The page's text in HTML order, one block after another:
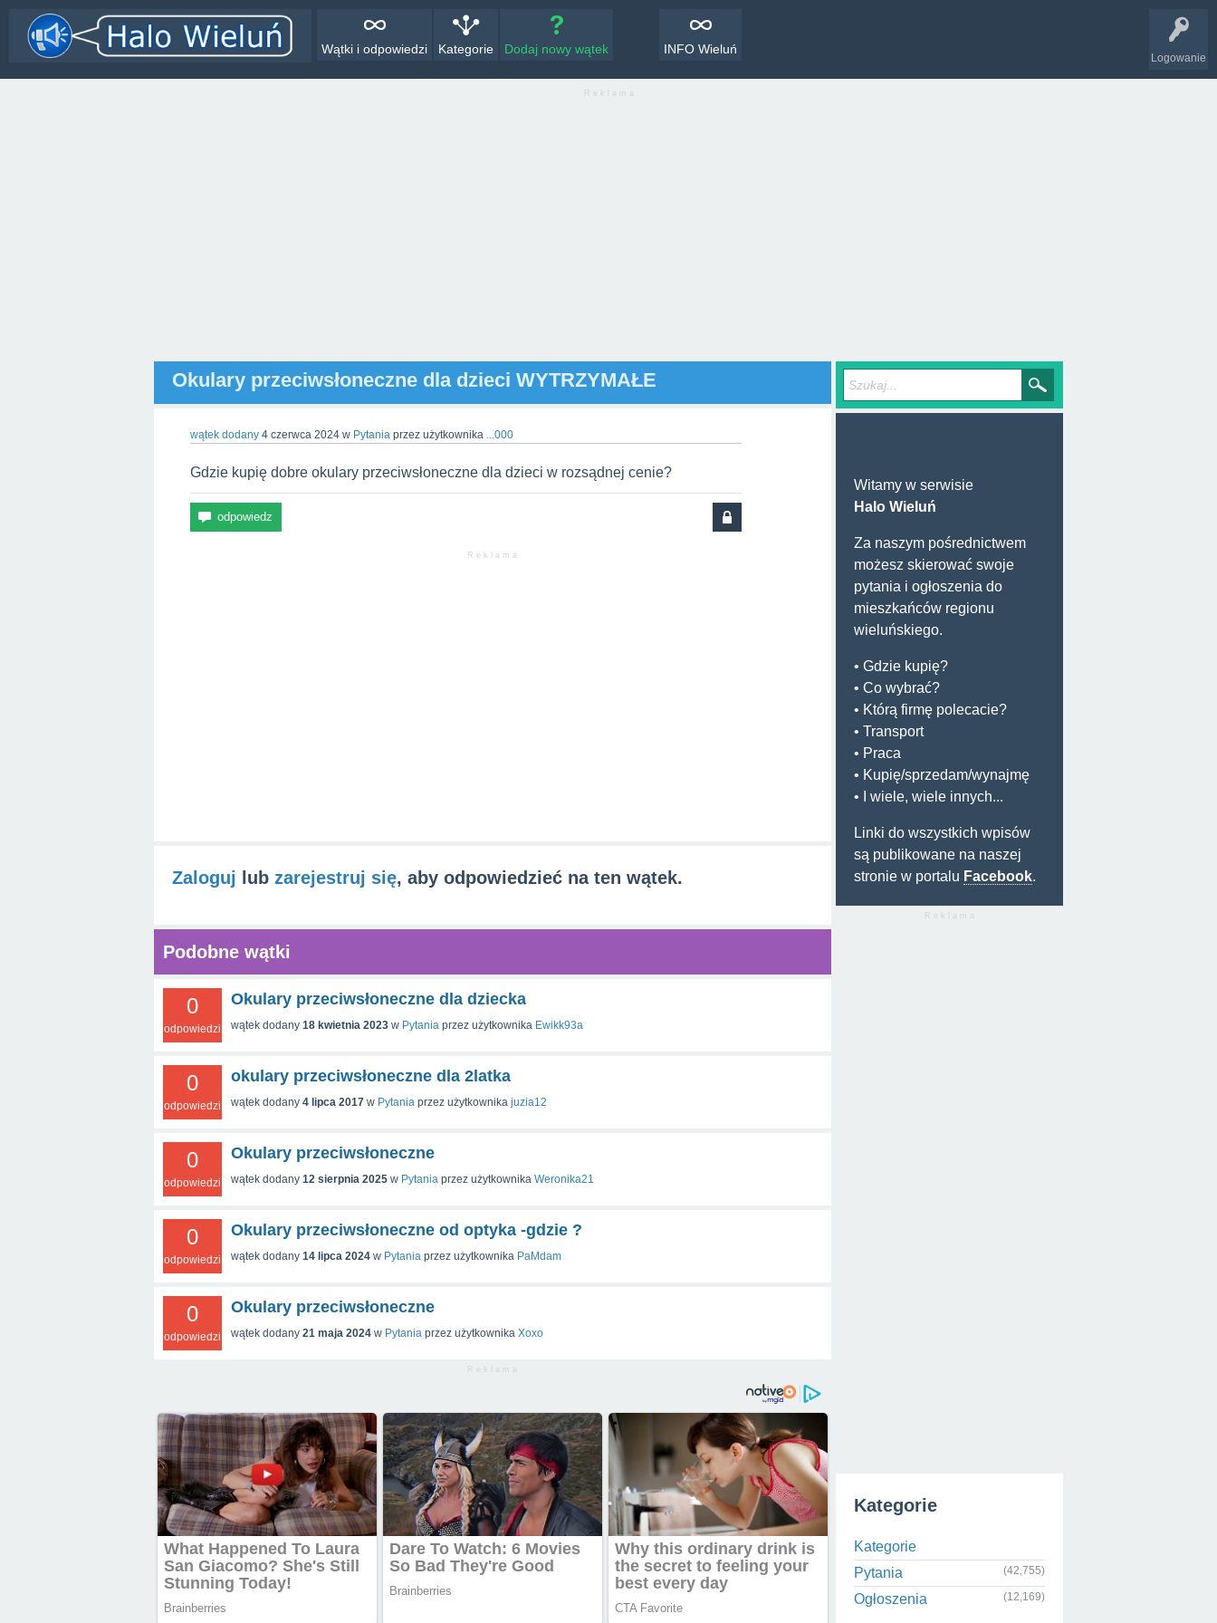
Logowanie
Wątki i odpowiedzi Kategorie Dodaj nowy wątek INFO Wieluń
R e k l a m a
Okulary przeciwsłoneczne dla dzieci WYTRZYMAŁE
wątek dodany 4 czerwca 2024 w Pytania przez użytkownika ...000
Gdzie kupię dobre okulary przeciwsłoneczne dla dzieci w rozsądnej cenie?
R e k l a m a
Zaloguj lub zarejestruj się, aby odpowiedzieć na ten wątek.
Podobne wątki
0
odpowiedzi
Okulary przeciwsłoneczne dla dziecka
wątek dodany 18 kwietnia 2023 w Pytania przez użytkownika Ewikk93a
0
odpowiedzi
okulary przeciwsłoneczne dla 2latka
wątek dodany 4 lipca 2017 w Pytania przez użytkownika juzia12
0
odpowiedzi
Okulary przeciwsłoneczne
wątek dodany 12 sierpnia 2025 w Pytania przez użytkownika Weronika21
0
odpowiedzi
Okulary przeciwsłoneczne od optyka -gdzie ?
wątek dodany 14 lipca 2024 w Pytania przez użytkownika PaMdam
0
odpowiedzi
Okulary przeciwsłoneczne
wątek dodany 21 maja 2024 w Pytania przez użytkownika Xoxo
R e k l a m a
Witamy w serwisie
Halo Wieluń
Za naszym pośrednictwem
możesz skierować swoje
pytania i ogłoszenia do
mieszkańców regionu
wieluńskiego.
• Gdzie kupię?
• Co wybrać?
• Którą firmę polecacie?
• Transport
• Praca
• Kupię/sprzedam/wynajmę
• I wiele, wiele innych...
Linki do wszystkich wpisów
są publikowane na naszej
stronie w portalu Facebook.
R e k l a m a
Kategorie
Kategorie
Pytania
(42,755)
Ogłoszenia (12,169)